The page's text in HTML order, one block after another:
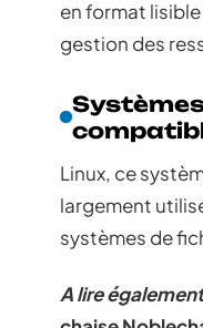
en format
gestion des
Linux, ce
largement
systèmes de
A lire